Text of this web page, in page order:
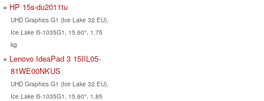
HP 15s-du2011tu
UHD Graphics G1 (Ice Lake 32 EU),
Ice Lake i5-1035G1, 15.60", 1.75
kg
Lenovo IdeaPad 3 15IIL05-
81WE00NKUS
UHD Graphics G1 (Ice Lake 32 EU),
Ice Lake i5-1035G1, 15.60", 1.85